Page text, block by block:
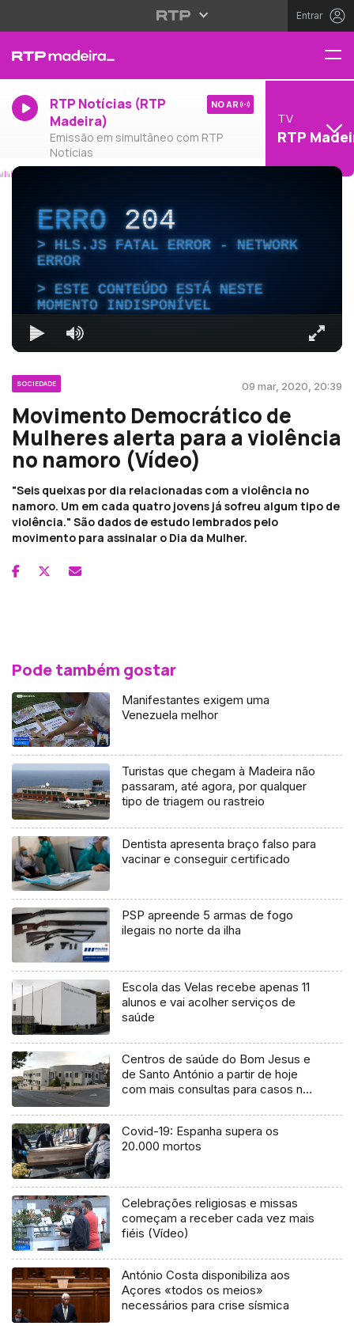
Entrar
RTP Notícias (RTP
Madeira)
Emissão em simultâneo com RTP
Notícias
NO AR
TV
RTP
ERRO204
HLS.JS FATAL ERROR - NETWORK
ERROR
ESTE CONTEÚDO ESTÁ NESTE
MOMENTO INDISPONÍVEL
SOCIEDADE 09 mar, 2020, 20:39
Movimento Democrático de
Mulheres alerta para a violência
no namoro (Vídeo)
"Seis queixas por dia relacionadas com a violência no
namoro. Um em cada quatro jovens já sofreu algum tipo de
violência." São dados de estudo lembrados pelo
movimento para assinalar o Dia da Mulher.
Pode também gostar
Manifestantes exigem uma
Venezuela melhor
Turistas que chegam à Madeira não
passaram, até agora, por qualquer
tipo de triagem ou rastreio
Dentista apresenta braço falso para
vacinar e conseguir certificado
PSP apreende 5 armas de fogo
ilegais no norte da ilha
Escola das Velas recebe apenas 11
alunos e vai acolher serviços de
saúde
Centros de saúde do Bom Jesus e
de Santo António a partir de hoje
com mais consultas para casos não
Covid-19: Espanha supera os
20.000 mortos
Celebrações religiosas e missas
começam a receber cada vez mais
fiéis (Vídeo)
António Costa disponibiliza aos
Açores «todos os meios»
necessários para crise sísmica